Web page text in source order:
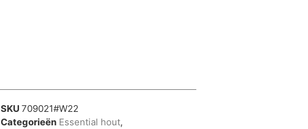
SKU 709021#W22
Categorieën Essential hout,